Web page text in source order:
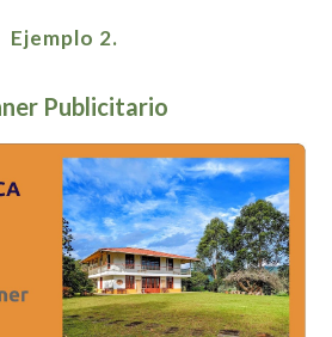
Ejemplo 2.
Publicitario